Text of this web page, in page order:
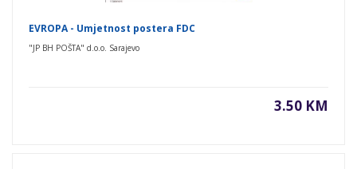
EVROPA - Umjetnost postera FDC
"JP BH POŠTA" d.o.o. Sarajevo
3.50 KM